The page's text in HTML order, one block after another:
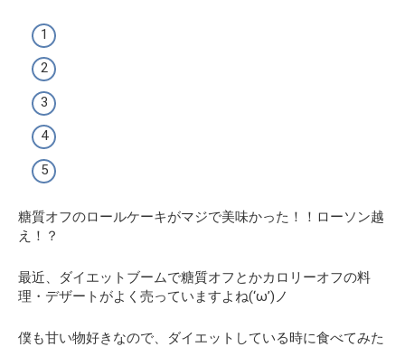
糖質オフのロールケーキがマジで美味かった！！ローソン越
え！？
最近、ダイエットブームで糖質オフとかカロリーオフの料
理・デザートがよく売っていますよね(‘ω’)ノ
僕も甘い物好きなので、ダイエットしている時に食べてみた